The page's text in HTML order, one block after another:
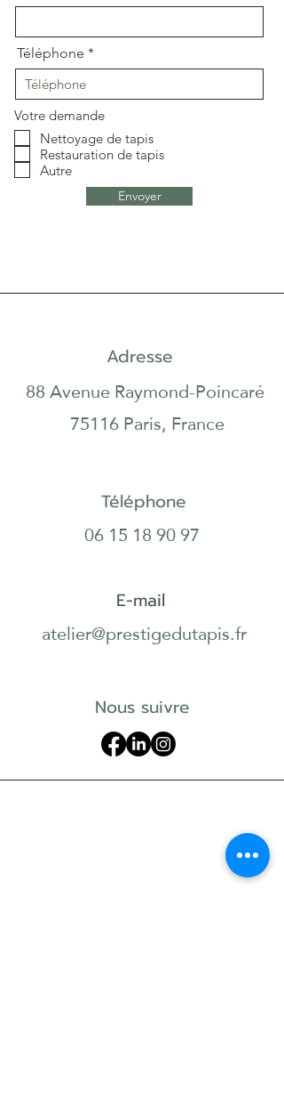
Adresse
88 Avenue Raymond-Poincaré
75116 Paris, France
Téléphone
06 15 18 90 97
E-mail
atelier@prestigedutapis.fr
Nous suivre
Téléphone
Votre demande
Nettoyage de tapis
Restauration de tapis
Autre
Envoyer